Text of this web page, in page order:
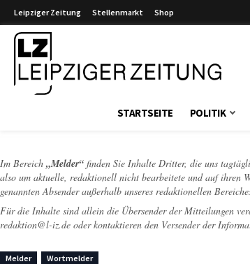
Leipziger Zeitung Stellenmarkt Shop
STARTSEITE POLITIK
Im Bereich „Melder“ finden Sie Inhalte Dritter, die uns
also um aktuelle, redaktionell nicht bearbeitete und auf ihren
genannten Absender außerhalb unseres redaktionellen
Für die Inhalte sind allein die Übersender der Mitteilungen
redaktion@l-iz.de oder kontaktieren den Versender der
Melder Wortmelder